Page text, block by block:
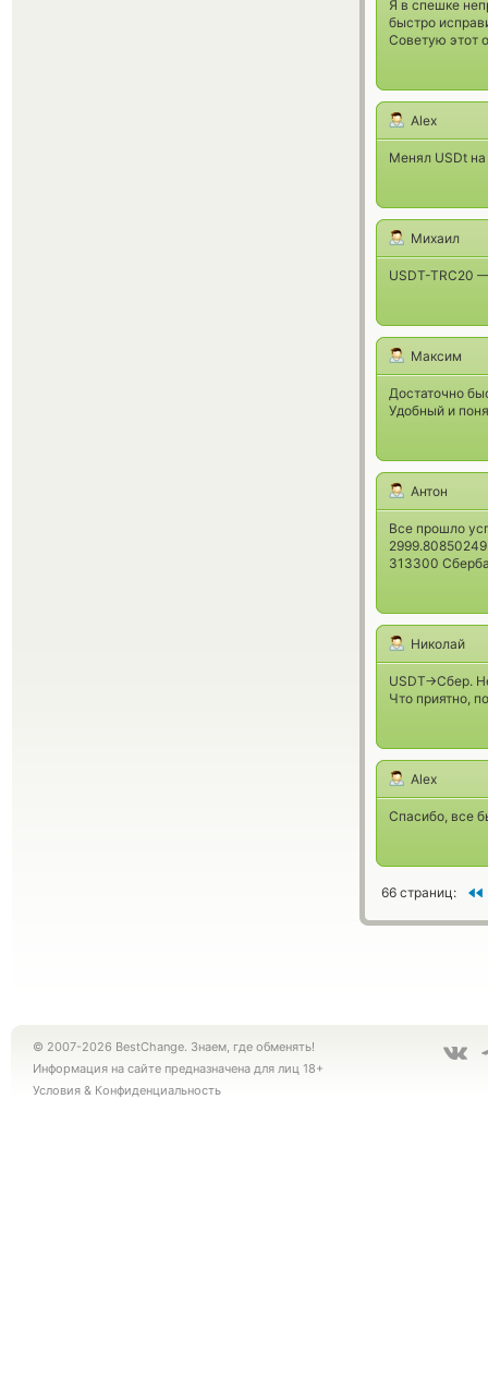
Я в спешке
быстро
Советую этот
Alex
Менял USDt
Михаил
USDT-TRC20
Максим
Достаточно
Удобный и
Антон
Все прошло
313300
Николай
USDT->Сбер.
Что приятно,
Alex
Спасибо, все
66 страниц:
© 2007-2026 BestChange. Знаем, где обменять!
Информация на сайте предназначена для лиц 18+
Условия & Конфиденциальность